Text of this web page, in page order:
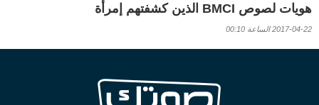
هويات لصوص BMCI الذين كشفتهم إمرأة
2017-04-22 الساعة 00:10